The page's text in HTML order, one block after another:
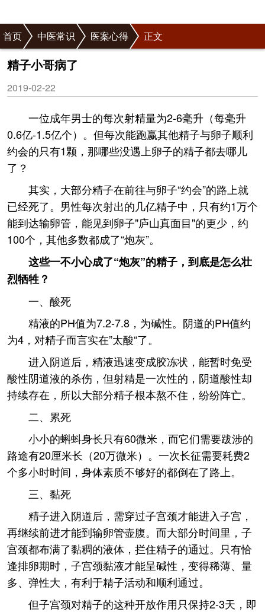
首页 中医常识 医案心得 正文
精子小哥病了
2019-02-22
一位成年男士的每次射精量为2-6毫升（每毫升
0.6亿-1.5亿个）。但每次能跑赢其他精子与卵子顺利
约会的只有1颗，那哪些没遇上卵子的精子都去哪儿
了？
其实，大部分精子在前往与卵子“约会”的路上就
已经死了。男性每次射出的几亿精子中，只有约1万个
能到达输卵管，能见到卵子"庐山真面目"的更少，约
100个，其他多数都成了“炮灰”。
这些一不小心成了“炮灰”的精子，到底是怎么壮
烈牺牲？
一、酸死
精液的PH值为7.2-7.8，为碱性。阴道的PH值约
为4，对精子而言实在”太酸“了。
进入阴道后，精液迅速变成胶冻状，能暂时免受
酸性阴道液的杀伤，但射精是一次性的，阴道酸性却
持续存在，所以大部分精子根本熬不住，纷纷阵亡。
二、累死
小小的蝌蚪身长只有60微米，而它们需要跋涉的
路途有20厘米长（20万微米）。一次长征需要耗费2
个多小时时间，身体素质不够好的都倒在了路上。
三、黏死
精子进入阴道后，需穿过子宫颈才能进入子宫，
再继续前进才能到输卵管壶腹。而大部分时间里，子
宫颈都布满了黏稠的液体，拦住精子的通过。只有恰
逢排卵期时，子宫颈黏液才能呈碱性，变得稀薄、量
多、弹性大，有利于精子活动和顺利通过。
但子宫颈对精子的这种开放作用只保持2-3天，即